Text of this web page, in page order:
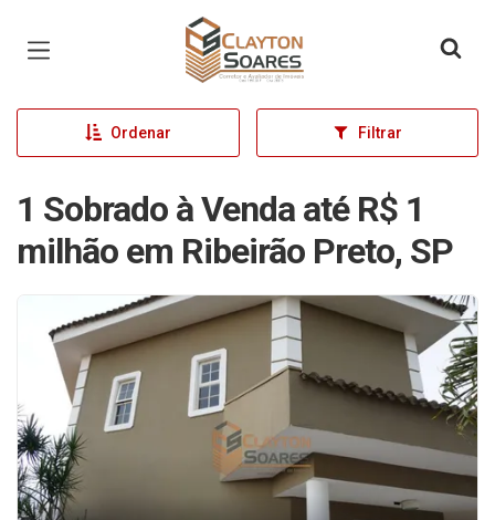
Página inicial
Ordenar Filtrar
1 Sobrado à Venda até R$ 1
milhão em Ribeirão Preto, SP